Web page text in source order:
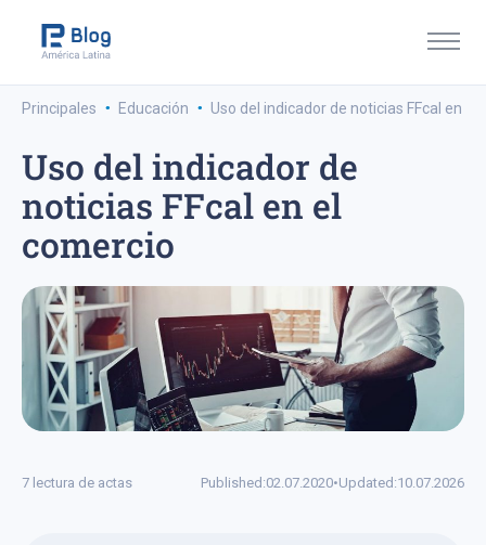
Principales · Educación · Uso del indicador de noticias FFcal en el
Uso del indicador de
noticias FFcal en el
comercio
7 lectura de actas Published:02.07.2020•Updated:10.07.2026